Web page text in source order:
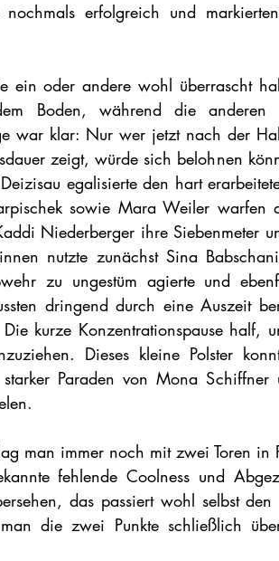
nochmals erfolgreich und
ein oder andere wohl überrascht
Boden, während die anderen
war klar: Nur wer jetzt nach der
zeigt, würde sich belohnen
egalisierte den hart
sowie Mara Weiler
Niederberger ihre Siebenmeter
nutzte zunächst Sina
zu ungestüm agierte und
dringend durch eine Auszeit
kurze Konzentrationspause half,
Dieses kleine Polster
Paraden von Mona Schiffner
man immer noch mit zwei Toren in
fehlende Coolness und
das passiert wohl selbst
die zwei Punkte schließlich